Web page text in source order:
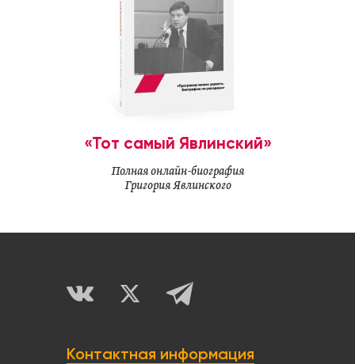
«Тот самый Явлинский»
Полная онлайн-биография
Григория Явлинского
Контактная информация